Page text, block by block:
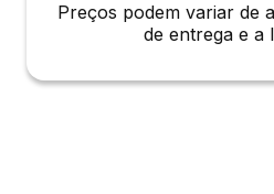
Preços podem variar de
de entrega e a